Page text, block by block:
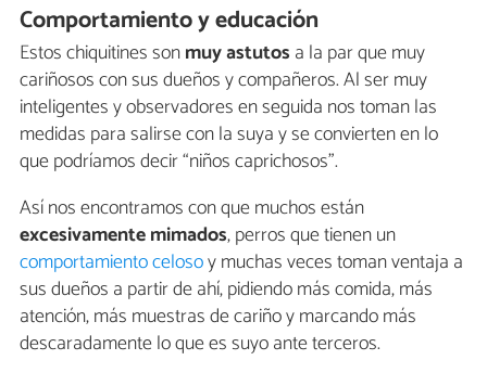
Comportamiento y educación
Estos chiquitines sonmuy astutos a la par que muy
cariñosos con sus dueños y compañeros. Al ser muy
inteligentes y observadores en seguida nos toman las
medidas para salirse con la suya y se convierten en lo
que podríamos decir “niños caprichosos”.
Así nos encontramos con que muchos están
excesivamente mimados, perros que tienen un
comportamiento celosoy muchas veces toman ventaja a
sus dueños a partir de ahí, pidiendo más comida, más
atención, más muestras de cariño y marcando más
descaradamente lo que es suyo ante terceros.